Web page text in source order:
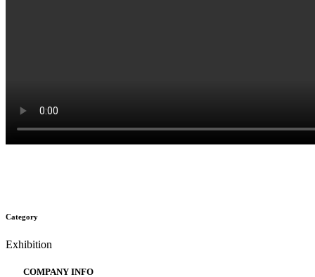
Category
Exhibition
COMPANY INFO